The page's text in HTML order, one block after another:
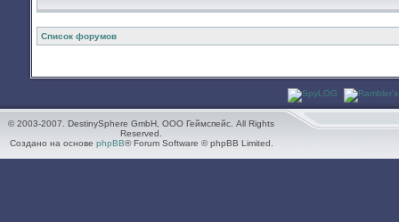
Список форумов
© 2003-2007. DestinySphere GmbH, ООО Геймспейс. All Rights
Reserved.
Создано на основе phpBB® Forum Software © phpBB Limited.